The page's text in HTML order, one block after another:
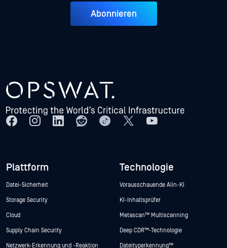
Abonnieren
Plattform
Datei-Sicherheit
Storage Security
Cloud
Supply Chain Security
Netzwerk-Erkennung und -Reaktion
Technologie
Vorausschauende Alin-KI
KI-Inhaltsprüfer
Metascan™ Multiscanning
Deep CDR™-Technologie
Dateityperkennung™